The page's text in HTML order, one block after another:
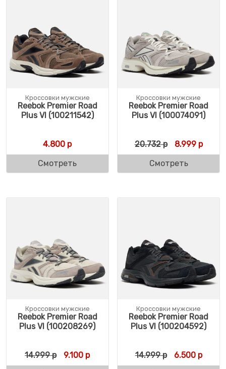
Кроссовки мужские
Reebok Premier Road
Plus VI (100211542)
4.800 р
Смотреть
Кроссовки мужские
Reebok Premier Road
Plus VI (100074091)
20.732р 8.999р
Смотреть
Кроссовки мужские
Reebok Premier Road
Plus VI (100208269)
14.999р Первоначальная цена составляла 14.999
9.100 рТекущая цена: 9.100 р.
Кроссовки мужские
Reebok Premier Road
Plus VI (100204592)
14.999р 6.500р